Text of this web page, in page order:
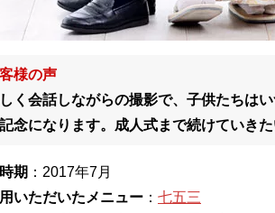
様の声
く会話しながらの撮影で、子供たちは
念になります。成人式まで続けていきた
期 ：2017年7月
いただいたメニュー ： 七五三